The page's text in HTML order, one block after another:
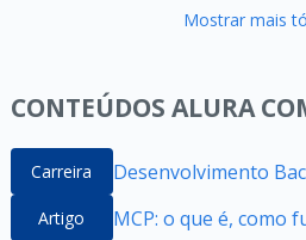
Mostrar mais
CONTEÚDOS ALURA
Carreira Desenvolvimento
Artigo MCP: o que é, como